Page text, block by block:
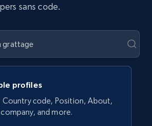
sans code.
profiles
Country code, Position, About,
and more.